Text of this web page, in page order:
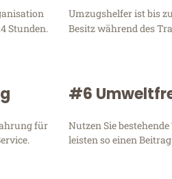
Stunden.
Umzugshelfer ist bis
Besitz während des
für
#6
Nutzen Sie
leisten so einen